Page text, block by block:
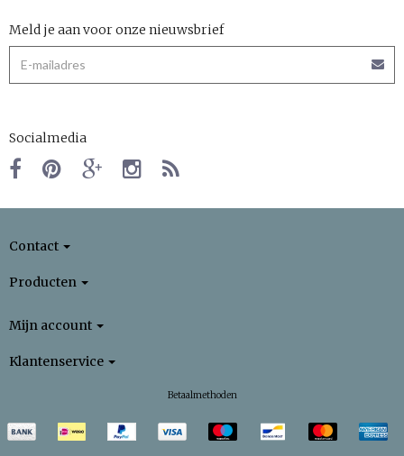
Meld je aan voor onze nieuwsbrief
Socialmedia
Contact
Producten
Mijn account
Klantenservice
Betaalmethoden